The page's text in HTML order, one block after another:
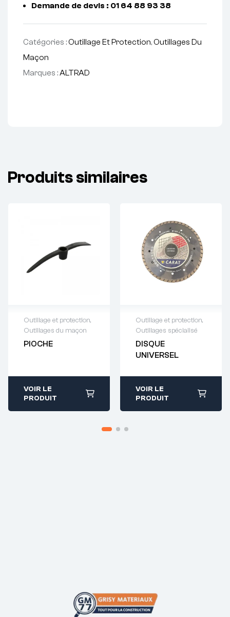
Demande de devis : 01 64 88 93 38
Catégories :Outillage Et Protection,Outillages Du
Maçon
Marques :ALTRAD
Produits similaires
Outillage et protection,
Outillages du maçon
PIOCHE
devis : 01 64 88
VOIR LE
PRODUIT
Outillage et protection,
Outillages spécialisé
DISQUE
UNIVERSEL
devis : 01 64 88
93 38
VOIR LE
PRODUIT